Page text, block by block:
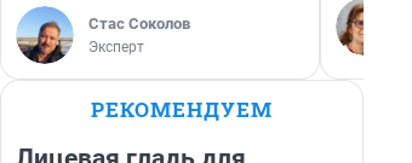
Стас Соколов
Эксперт
РЕКОМЕНДУЕМ